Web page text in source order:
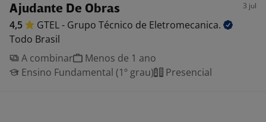
Ajudante De Obras 3 jul
4,5 GTEL - Grupo Técnico de Eletromecanica.
Todo Brasil
A combinar
Menos de 1 ano
Ensino Fundamental (1º grau)
Presencial